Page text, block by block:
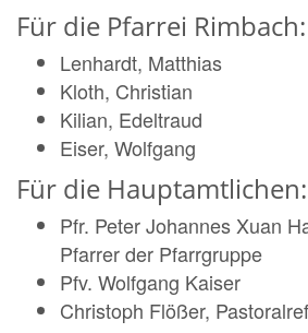
Für die Pfarrei Rimbach:
Lenhardt, Matthias
Kloth, Christian
Kilian, Edeltraud
Eiser, Wolfgang
Für die Hauptamtlichen:
Pfr. Peter Johannes Xuan
Pfarrer der Pfarrgruppe
Pfv. Wolfgang Kaiser
Christoph Flößer,